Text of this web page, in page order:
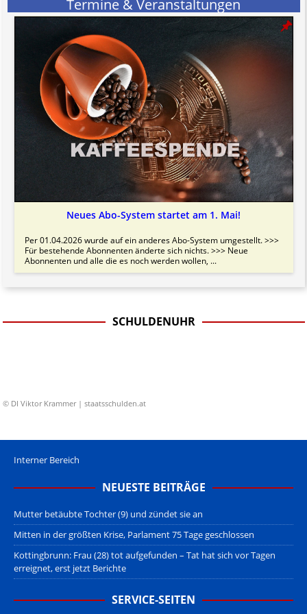
Bitte beachten Sie in dem Zusammenhang auch unsereAGB.
Termine & Veranstaltungen
Neues Abo-System startet am 1. Mai!
Per 01.04.2026 wurde auf ein anderes Abo-System umgestellt. >>>
Für bestehende Abonnenten änderte sich nichts. >>> Neue
Abonnenten und alle die es noch werden wollen, ...
SCHULDENUHR
© DI Viktor Krammer | staatsschulden.at
Interner Bereich
NEUESTE BEITRÄGE
Mutter betäubte Tochter (9) und zündet sie an
Mitten in der größten Krise, Parlament 75 Tage geschlossen
Kottingbrunn: Frau (28) tot aufgefunden – Tat hat sich vor Tagen
erreignet, erst jetzt Berichte
SERVICE-SEITEN